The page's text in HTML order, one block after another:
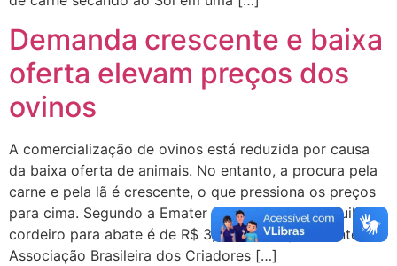
Demanda crescente e baixa
oferta elevam preços dos
ovinos
A comercialização de ovinos está reduzida por causa
da baixa oferta de animais. No entanto, a procura pela
carne e pela lã é crescente, o que pressiona os preços
para cima. Segundo a Emater o valor médio do quilo do
cordeiro para abate é de R$ 3,72. Para o presidente da
Associação Brasileira dos Criadores […]